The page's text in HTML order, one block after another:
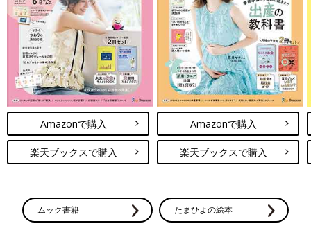
Amazonで購入
楽天ブックスで購入
Amazonで購入
楽天ブックスで購入
ムック書籍 たまひよの絵本